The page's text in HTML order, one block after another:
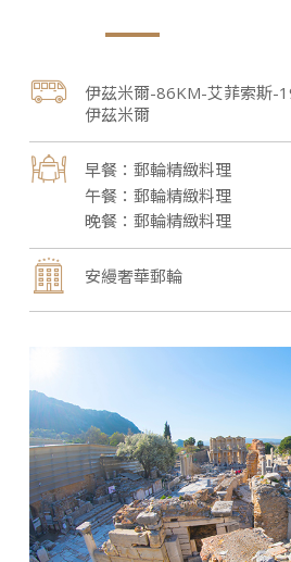
伊茲米爾-86KM-艾菲索斯-
伊茲米爾
郵輪精緻料理
郵輪精緻料理
郵輪精緻料理
安縵奢華郵輪